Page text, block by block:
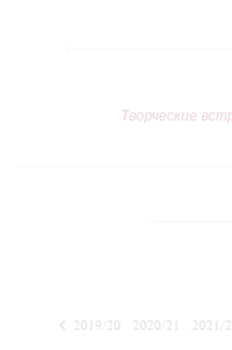
Творческие
2019/20 2020/21 2021/